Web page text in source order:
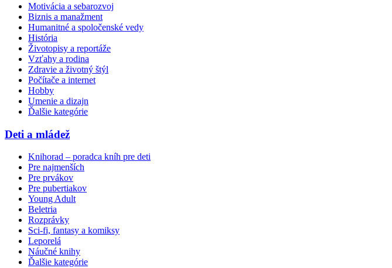
Motivácia a sebarozvoj
Biznis a manažment
Humanitné a spoločenské vedy
História
Životopisy a reportáže
Vzťahy a rodina
Zdravie a životný štýl
Počítače a internet
Hobby
Umenie a dizajn
Ďalšie kategórie
Deti a mládež
Knihorad – poradca kníh pre deti
Pre najmenších
Pre prvákov
Pre pubertiakov
Young Adult
Beletria
Rozprávky
Sci-fi, fantasy a komiksy
Leporelá
Náučné knihy
Ďalšie kategórie